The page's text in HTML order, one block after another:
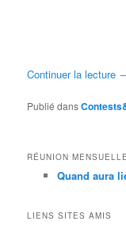
Continuer la lecture
Publié dans
RÉUNION MENSUELLE
Quand aura
LIENS SITES AMIS